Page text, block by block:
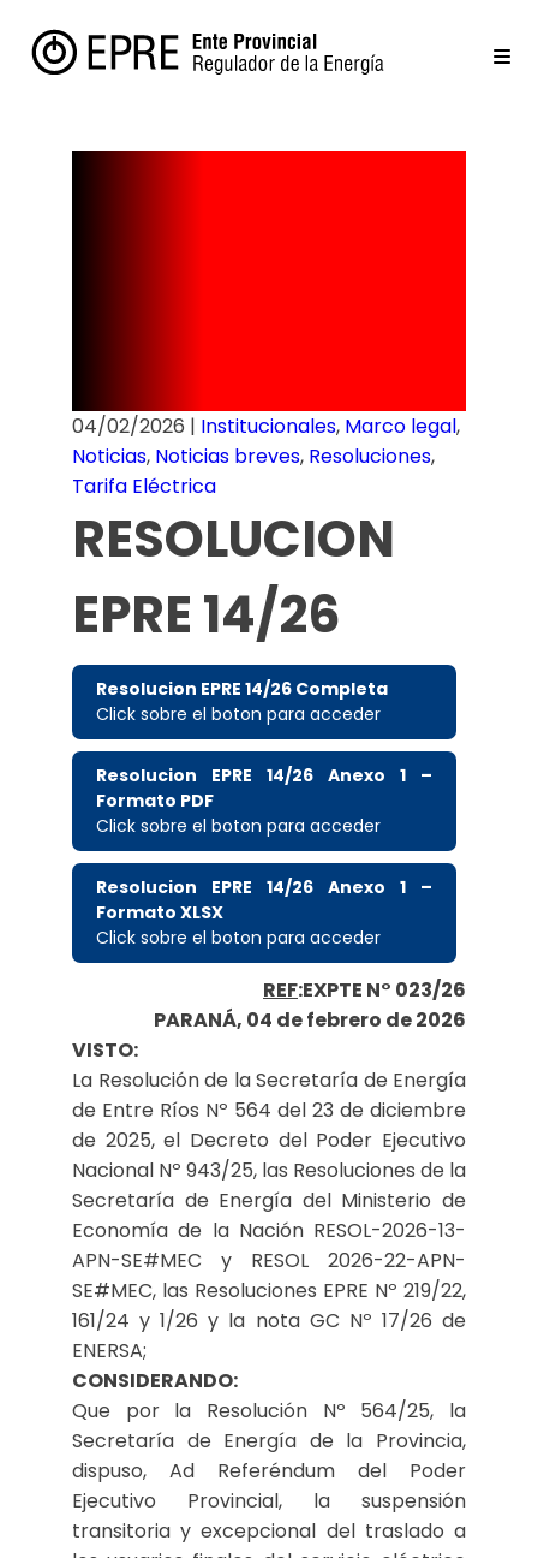
04/02/2026 | Institucionales, Marco legal,
Noticias, Noticias breves, Resoluciones,
Tarifa Eléctrica
RESOLUCION
EPRE 14/26
Resolucion EPRE 14/26 Completa
Click sobre el boton para acceder
Resolucion EPRE 14/26 Anexo 1 –
Formato PDF
Click sobre el boton para acceder
Resolucion EPRE 14/26 Anexo 1 –
Formato XLSX
Click sobre el boton para acceder
REF:EXPTE N° 023/26
PARANÁ, 04 de febrero de 2026
VISTO:
La Resolución de la Secretaría de Energía
de Entre Ríos Nº 564 del 23 de diciembre
de 2025, el Decreto del Poder Ejecutivo
Nacional Nº 943/25, las Resoluciones de la
Secretaría de Energía del Ministerio de
Economía de la Nación RESOL-2026-13-
APN-SE#MEC y RESOL 2026-22-APN-
SE#MEC, las Resoluciones EPRE Nº 219/22,
161/24 y 1/26 y la nota GC Nº 17/26 de
ENERSA;
CONSIDERANDO:
Que por la Resolución Nº 564/25, la
Secretaría de Energía de la Provincia,
dispuso, Ad Referéndum del Poder
Ejecutivo Provincial, la suspensión
transitoria y excepcional del traslado a